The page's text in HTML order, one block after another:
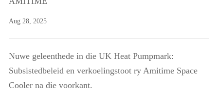
Aug 28, 2025
Nuwe geleenthede in die UK Heat Pumpmark:
Subsistedbeleid en verkoelingstoot ry Amitime Space
Cooler na die voorkant.